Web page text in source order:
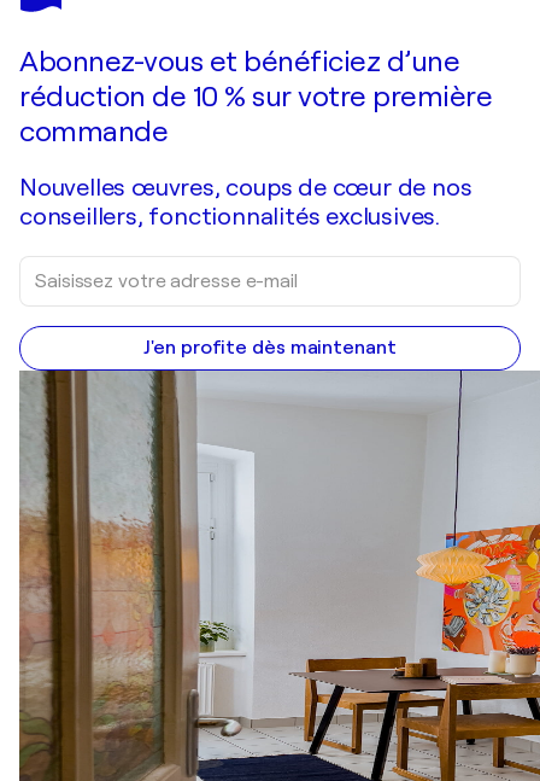
Abonnez-vous et bénéficiez d’une
réduction de 10 % sur votre première
commande
Nouvelles œuvres, coups de cœur de nos
conseillers, fonctionnalités exclusives.
J'en profite dès maintenant